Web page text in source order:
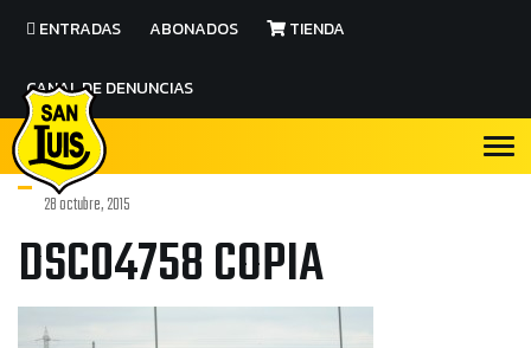
ENTRADAS ABONADOS TIENDA
CANAL DE DENUNCIAS
28 octubre, 2015
DSC04758 COPIA